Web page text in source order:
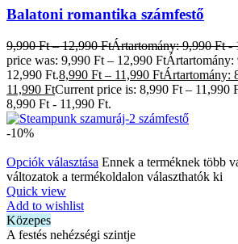
Balatoni romantika számfestő
9,990Ft – 12,990FtÁrtartomány: 9,990 Ft -
price was: 9,990 Ft – 12,990 FtÁrtartomány:
12,990 Ft.8,990 Ft – 11,990 FtÁrtartomány:
11,990 FtCurrent price is: 8,990 Ft – 11,990
8,990 Ft - 11,990 Ft.
-10%
Opciók választása Ennek a terméknek több
változatok a termékoldalon választhatók ki
Quick view
Add to wishlist
Közepes
A festés nehézségi szintje